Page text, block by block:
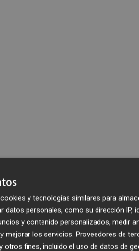
y tecnologías similares para
datos personales, como su dirección IP,
y contenido personalizados, medir
mejorar los servicios. Proveedores de
otros fines, incluido el uso de datos de